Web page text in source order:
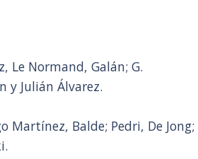
Le Normand, Galán; G.
y Julián Álvarez.
Martínez, Balde; Pedri, De Jong;